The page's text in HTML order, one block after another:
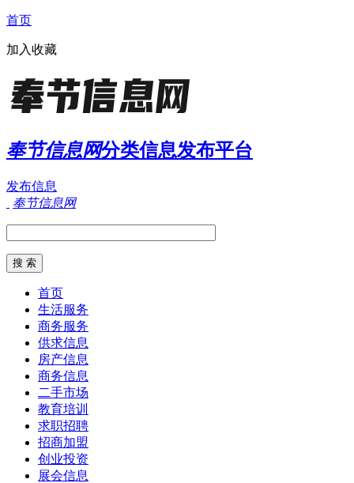
首页
加入收藏
奉节信息网分类信息发布平台
发布信息
奉节信息网
首页
生活服务
商务服务
供求信息
房产信息
商务信息
二手市场
教育培训
求职招聘
招商加盟
创业投资
展会信息